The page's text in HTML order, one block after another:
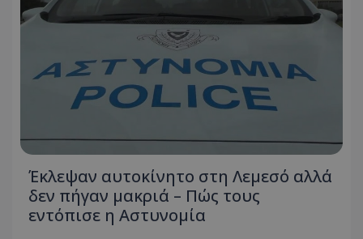
Έκλεψαν αυτοκίνητο στη Λεμεσό αλλά
δεν πήγαν μακριά – Πώς τους
εντόπισε η Αστυνομία